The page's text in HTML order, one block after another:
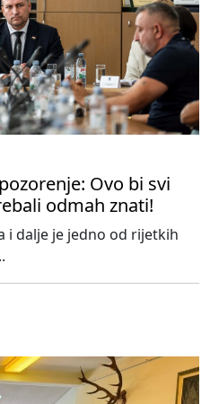
Ovo bi svi
odmah znati!
i dalje je jedno od rijetkih